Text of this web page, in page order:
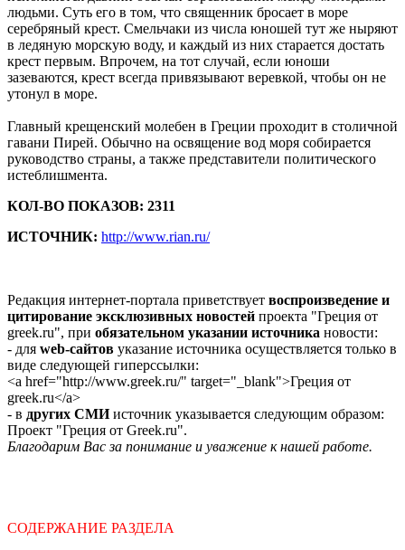
людьми. Суть его в том, что священник бросает в море
серебряный крест. Смельчаки из числа юношей тут же ныряют
в ледяную морскую воду, и каждый из них старается достать
крест первым. Впрочем, на тот случай, если юноши
зазеваются, крест всегда привязывают веревкой, чтобы он не
утонул в море.
Главный крещенский молебен в Греции проходит в столичной
гавани Пирей. Обычно на освящение вод моря собирается
руководство страны, а также представители политического
истеблишмента.
КОЛ-ВО ПОКАЗОВ: 2311
ИСТОЧНИК: http://www.rian.ru/
Редакция интернет-портала приветствует воспроизведение и
цитирование эксклюзивных новостей проекта "Греция от
greek.ru", при обязательном указании источника новости:
- для web-сайтов указание источника осуществляется только в
виде следующей гиперссылки:
<a href="http://www.greek.ru/" target="_blank">Греция от
greek.ru</a>
- в других СМИисточник указывается следующим образом:
Проект "Греция от Greek.ru".
Благодарим Вас за понимание и уважение к нашей работе.
СОДЕРЖАНИЕ РАЗДЕЛА